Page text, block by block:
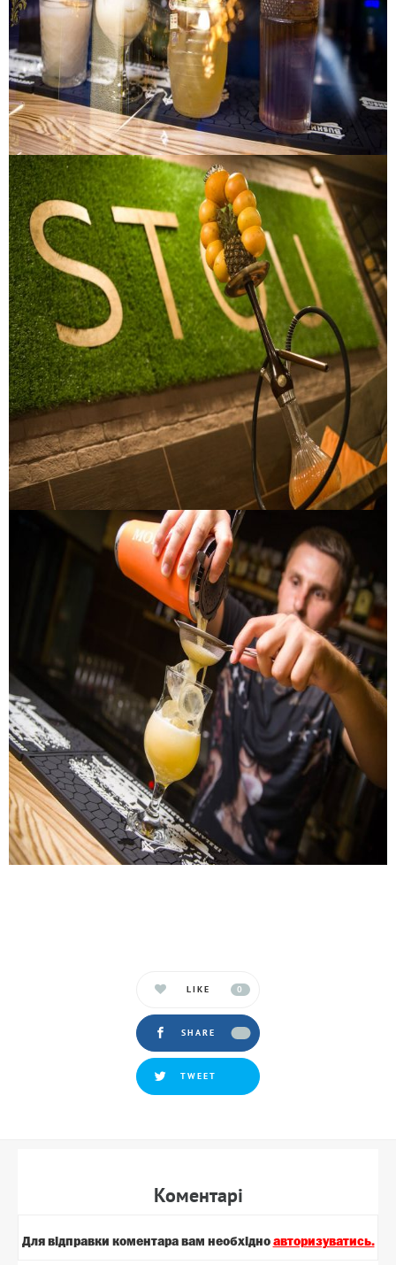
LIKE 0
SHARE
TWEET
Коментарi
Для вiдправки коментара вам необхiдно авторизуватись.